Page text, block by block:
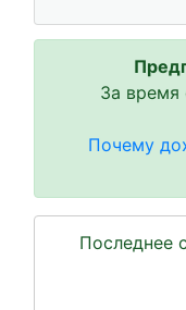
За время
Почему
Последнее